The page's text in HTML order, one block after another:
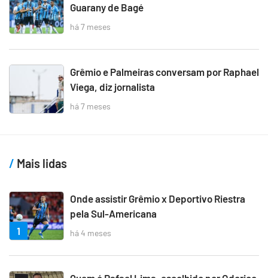
Guarany de Bagé
há 7 meses
Grêmio e Palmeiras conversam por Raphael
Viega, diz jornalista
há 7 meses
Mais lidas
1
Onde assistir Grêmio x Deportivo Riestra
pela Sul-Americana
há 4 meses